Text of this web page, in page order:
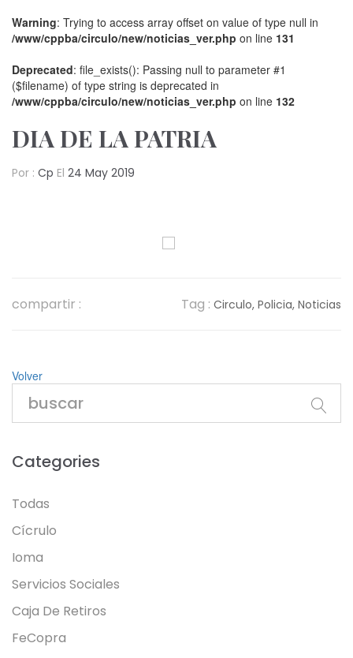
Warning: Trying to access array offset on value of type null in
/www/cppba/circulo/new/noticias_ver.php on line 131
Deprecated: file_exists(): Passing null to parameter #1
($filename) of type string is deprecated in
/www/cppba/circulo/new/noticias_ver.php on line 132
DIA DE LA PATRIA
Por : Cp El 24 May 2019
compartir : Tag : Circulo, Policia, Noticias
Volver
Categories
Todas
Cícrulo
Ioma
Servicios Sociales
Caja De Retiros
FeCopra